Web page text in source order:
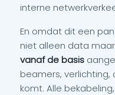
interne
En omdat dit een
niet alleen data
vanaf de basis
beamers, verlichting,
komt. Alle